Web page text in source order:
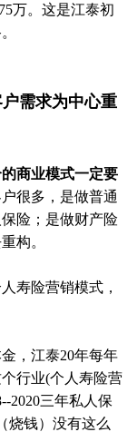
万。这是江泰初
需求为中心重
商业模式一定要
很多，是做普通
险；是做财产险
构。
寿险营销模式，
，江泰20年每年
行业(个人寿险营
2020三年私人保
烧钱）没有这么